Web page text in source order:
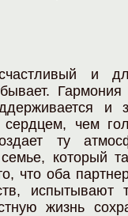
и
и
чем
ту
который
что оба
испытывают
жизнь